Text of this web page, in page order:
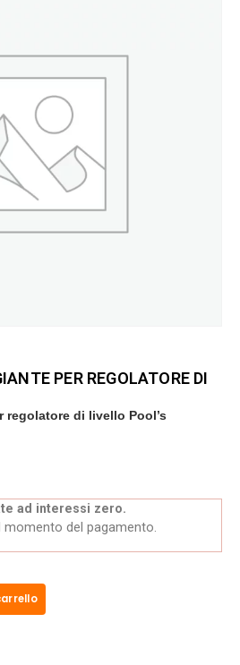
PER REGOLATORE DI
regolatore di livello Pool’s
ad interessi zero.
momento del pagamento.